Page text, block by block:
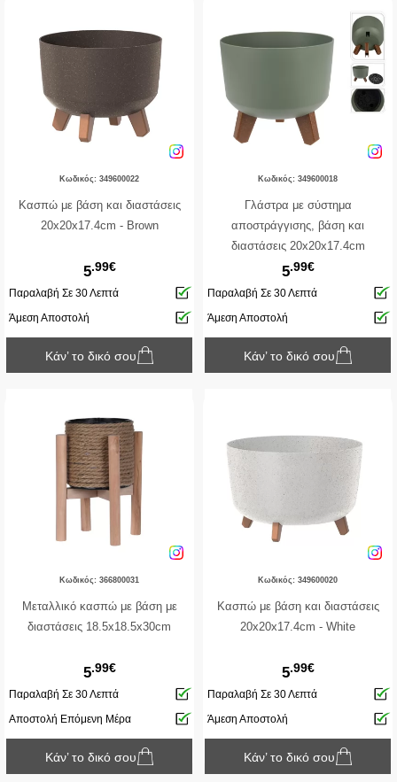
Κωδικός: 349600022
Κασπώ με βάση και διαστάσεις
20x20x17.4cm - Brown
5.99€
Παραλαβή Σε 30 Λεπτά
Άμεση Αποστολή
Κάν’ το δικό σου
Κωδικός: 349600018
Γλάστρα με σύστημα
αποστράγγισης, βάση και
διαστάσεις 20x20x17.4cm
5.99€
Παραλαβή Σε 30 Λεπτά
Άμεση Αποστολή
Κάν’ το δικό σου
Κωδικός: 366800031
Μεταλλικό κασπώ με βάση με
διαστάσεις 18.5x18.5x30cm
5.99€
Παραλαβή Σε 30 Λεπτά
Αποστολή Επόμενη Μέρα
Κάν’ το δικό σου
Κωδικός: 349600020
Κασπώ με βάση και διαστάσεις
20x20x17.4cm - White
5.99€
Παραλαβή Σε 30 Λεπτά
Άμεση Αποστολή
Κάν’ το δικό σου